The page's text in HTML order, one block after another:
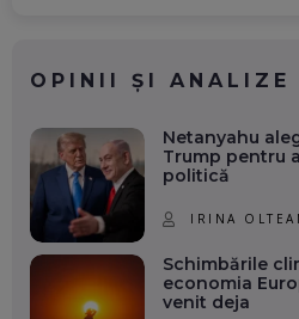
OPINII ȘI ANALIZE
Netanyahu
Trump pentru
politică
IRINA
Schimbările
economia
venit deja